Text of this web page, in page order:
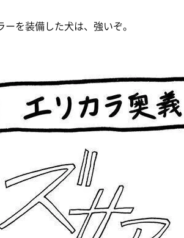
を装備した犬は、強いぞ。